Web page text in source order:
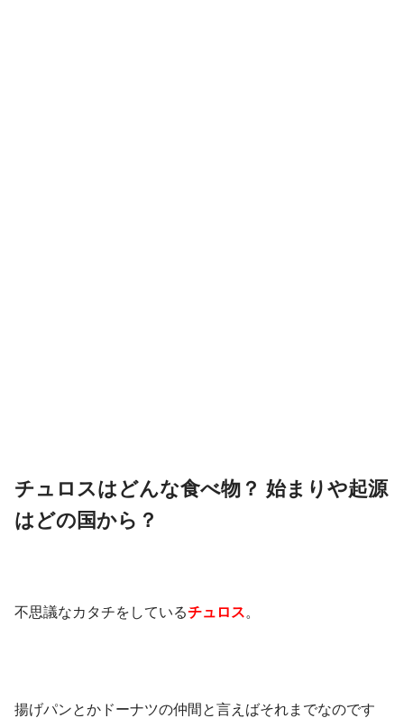
チュロスはどんな食べ物？ 始まりや起源
はどの国から？
不思議なカタチをしているチュロス。
揚げパンとかドーナツの仲間と言えばそれまでなのです